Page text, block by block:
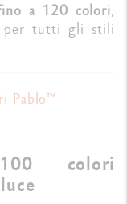
a 120 colori,
per tutti gli stili
Pablo™
colori